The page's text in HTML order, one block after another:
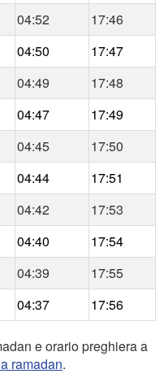
04:52
17:46
04:50
17:47
04:49
17:48
04:47
17:49
04:45
17:50
04:44
17:51
04:42
17:53
04:40
17:54
04:39
17:55
04:37 17:56
e orario preghiera a
ramadan.